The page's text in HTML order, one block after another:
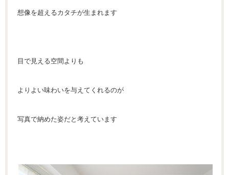
想像を超えるカタチが生まれます
目で見える空間よりも
よりよい味わいを与えてくれるのが
写真で納めた姿だと考えています